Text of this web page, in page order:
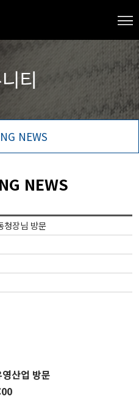
NEWS
NEWS
청장님 방문
산업 방문